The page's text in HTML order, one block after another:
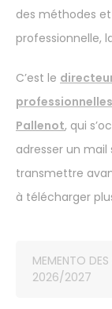
des méthodes
professionnelle,
C’est le
Pallenot, qui
adresser un mail
transmettre
à télécharger
MEMENTO DES
2026/2027